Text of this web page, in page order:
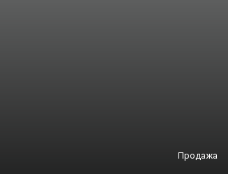
Продажа